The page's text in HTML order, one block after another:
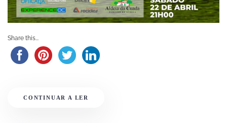
Share this...
CONTINUAR A LER